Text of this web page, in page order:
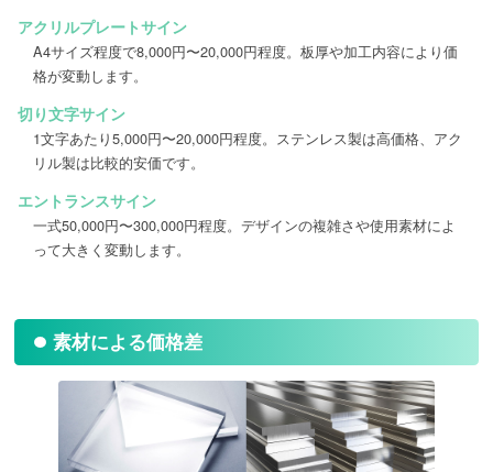
アクリルプレートサイン
A4サイズ程度で8,000円〜20,000円程度。板厚や加工内容により価
格が変動します。
切り文字サイン
1文字あたり5,000円〜20,000円程度。ステンレス製は高価格、アク
リル製は比較的安価です。
エントランスサイン
一式50,000円〜300,000円程度。デザインの複雑さや使用素材によ
って大きく変動します。
素材による価格差